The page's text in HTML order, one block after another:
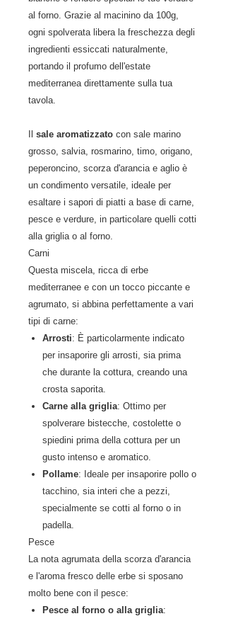
al forno. Grazie al macinino da 100g,
ogni spolverata libera la freschezza degli
ingredienti essiccati naturalmente,
portando il profumo dell'estate
mediterranea direttamente sulla tua
tavola.
sale aromatizzato con sale marino
grosso, salvia, rosmarino, timo, origano,
peperoncino, scorza d'arancia e aglio è
un condimento versatile, ideale per
esaltare i sapori di piatti a base di carne,
pesce e verdure, in particolare quelli cotti
alla griglia o al forno.
Carni
Questa miscela, ricca di erbe
mediterranee e con un tocco piccante e
agrumato, si abbina perfettamente a vari
tipi di carne:
Arrosti: È particolarmente indicato
per insaporire gli arrosti, sia prima
che durante la cottura, creando una
crosta saporita.
Carne alla griglia: Ottimo per
spolverare bistecche, costolette o
spiedini prima della cottura per un
gusto intenso e aromatico.
Pollame: Ideale per insaporire pollo o
tacchino, sia interi che a pezzi,
specialmente se cotti al forno o in
padella.
Pesce
La nota agrumata della scorza d'arancia
e l'aroma fresco delle erbe si sposano
molto bene con il pesce:
Pesce al forno o alla griglia: